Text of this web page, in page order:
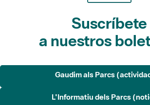
Suscríbete
a nuestros
Gaudim als Parcs
L'Informatiu dels Parcs